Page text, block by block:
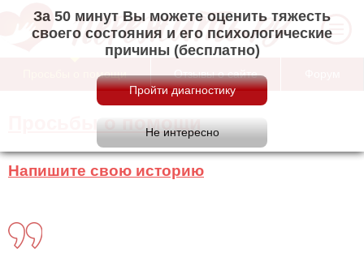
За 50 минут Вы можете оценить тяжесть
своего состояния и его психологические
причины (бесплатно)
Просьбы о помощи Отзывы о сайте
Просьбы о помощи
Напишите свою историю